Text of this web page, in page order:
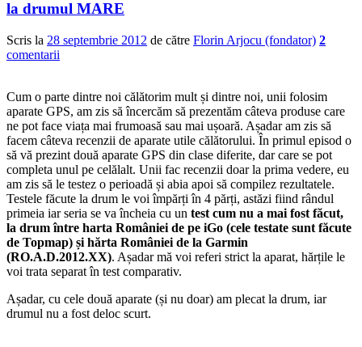
la drumul MARE
Scris la 28 septembrie 2012 de către Florin Arjocu (fondator) 2
comentarii
Cum o parte dintre noi călătorim mult și dintre noi, unii folosim
aparate GPS, am zis să încercăm să prezentăm câteva produse care
ne pot face viața mai frumoasă sau mai ușoară. Așadar am zis să
facem câteva recenzii de aparate utile călătorului. În primul episod o
să vă prezint două aparate GPS din clase diferite, dar care se pot
completa unul pe celălalt. Unii fac recenzii doar la prima vedere, eu
am zis să le testez o perioadă și abia apoi să compilez rezultatele.
Testele făcute la drum le voi împărți în 4 părți, astăzi fiind rândul
primeia iar seria se va încheia cu un test cum nu a mai fost făcut,
la drum între harta României de pe iGo (cele testate sunt făcute
de Topmap) și hărta României de la Garmin
(RO.A.D.2012.XX). Așadar mă voi referi strict la aparat, hărțile le
voi trata separat în test comparativ.
Așadar, cu cele două aparate (și nu doar) am plecat la drum, iar
drumul nu a fost deloc scurt.